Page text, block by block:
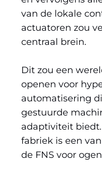
van de lokale
actuatoren zou
centraal brein.
Dit zou een
openen voor
automatisering
gestuurde
adaptiviteit
fabriek is een
de FNS voor